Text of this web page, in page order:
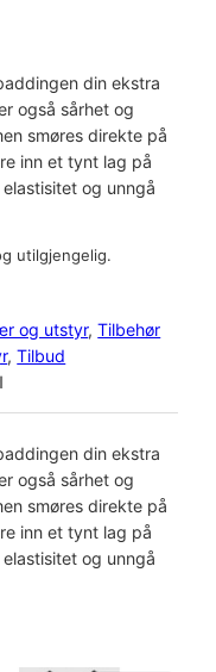
din ekstra
også sårhet og
smøres direkte på
inn et tynt lag på
og unngå
utilgjengelig.
og utstyr, Tilbehør
, Tilbud
din ekstra
også sårhet og
smøres direkte på
inn et tynt lag på
og unngå